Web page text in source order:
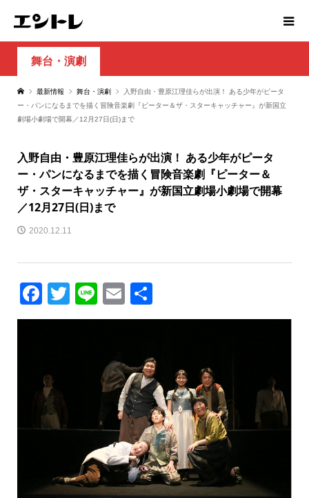
舞台・演劇
最新情報 舞台・演劇
入野自由・豊原江理佳らが出演！ ある少年がピータ
ー・パンになるまでを描く冒険音楽劇『ピーター＆ザ・スターキャッチャー』が新国立
劇場小劇場で開幕／12月27日(日)まで
入野自由・豊原江理佳らが出演！ ある少年がピータ
ー・パンになるまでを描く冒険音楽劇『ピーター＆
ザ・スターキャッチャー』が新国立劇場小劇場で開幕
／12月27日(日)まで
2020.12.11
Facebook
Twitter
LineEmail
有